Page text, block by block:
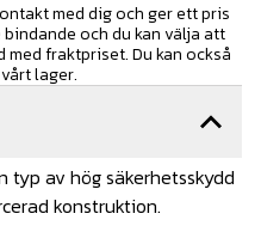
typ av hög säkerhetsskydd
konstruktion.
med dig och ger ett pris
och du kan välja att
fraktpriset. Du kan också
lager.